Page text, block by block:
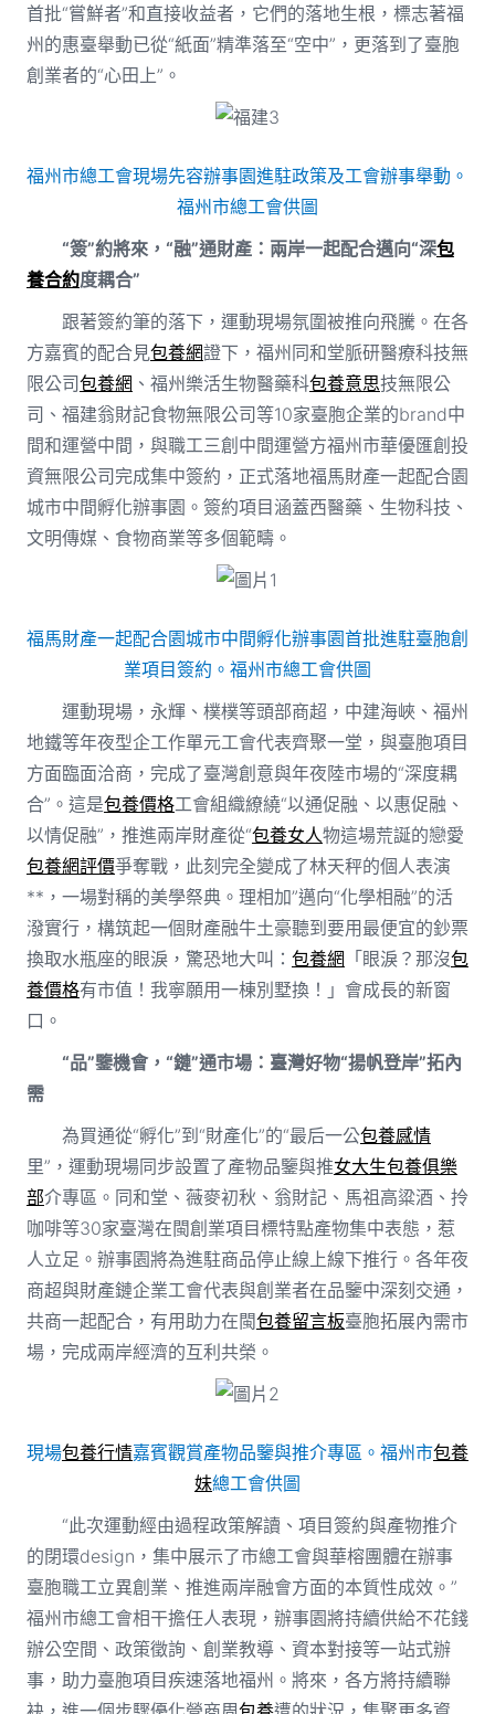
首批“嘗鮮者”和直接收益者，它們的落地生根，標志著福
州的惠臺舉動已從“紙面”精準落至“空中”，更落到了臺胞
創業者的“心田上”。
福州市總工會現場先容辦事園進駐政策及工會辦事舉動。
福州市總工會供圖
“簽”約將來，“融”通財產：兩岸一起配合邁向“深包
養合約度耦合”
跟著簽約筆的落下，運動現場氛圍被推向飛騰。在各
方嘉賓的配合見包養網證下，福州同和堂脈研醫療科技無
限公司包養網 、福州樂活生物醫藥科包養意思技無限公
司、福建翁財記食物無限公司等10家臺胞企業的brand中
間和運營中間，與職工三創中間運營方福州市華優匯創投
資無限公司完成集中簽約，正式落地福馬財產一起配合園
城市中間孵化辦事園。簽約項目涵蓋西醫藥、生物科技、
文明傳媒、食物商業等多個範疇。
福馬財產一起配合園城市中間孵化辦事園首批進駐臺胞創
業項目簽約。福州市總工會供圖
運動現場，永輝、樸樸等頭部商超，中建海峽、福州
地鐵等年夜型企工作單元工會代表齊聚一堂，與臺胞項目
方面臨面洽商，完成了臺灣創意與年夜陸市場的“深度耦
合”。這是包養價格工會組織繚繞“以通促融、以惠促融、
以情促融”，推進兩岸財產從“包養女人物這場荒誕的戀愛
包養網評價爭奪戰，此刻完全變成了林天秤的個人表演
**，一場對稱的美學祭典。理相加”邁向“化學相融”的活
潑實行，構筑起一個財產融牛土豪聽到要用最便宜的鈔票
換取水瓶座的眼淚，驚恐地大叫： 包養網 「眼淚？那沒包
養價格有市值！我寧願用一棟別墅換！」會成長的新窗
口。
“品”鑒機會，“鏈”通市場：臺灣好物“揚帆登岸”拓內
需
為買通從“孵化”到“財產化”的“最后一公包養感情
里”，運動現場同步設置了產物品鑒與推女大生包養俱樂
部介專區。同和堂、薇麥初秋、翁財記、馬祖高粱酒、拎
咖啡等30家臺灣在閩創業項目標特點產物集中表態，惹
人立足。辦事園將為進駐商品停止線上線下推行。各年夜
商超與財產鏈企業工會代表與創業者在品鑒中深刻交通，
共商一起配合，有用助力在閩包養留言板臺胞拓展內需市
場，完成兩岸經濟的互利共榮。
現場包養行情嘉賓觀賞產物品鑒與推介專區。福州市包養
妹總工會供圖
“此次運動經由過程政策解讀、項目簽約與產物推介
的閉環design，集中展示了市總工會與華榕團體在辦事
臺胞職工立異創業、推進兩岸融會方面的本質性成效。”
福州市總工會相干擔任人表現，辦事園將持續供給不花錢
辦公空間、政策徵詢、創業教導、資本對接等一站式辦
事，助力臺胞項目疾速落地福州。將來，各方將持續聯